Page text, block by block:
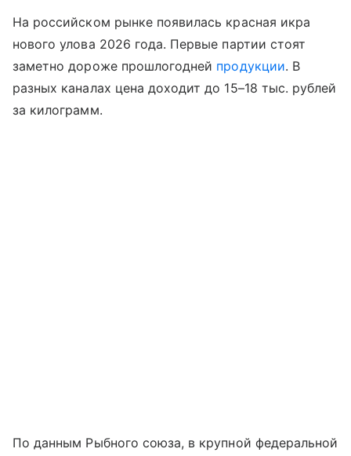
На российском рынке появилась красная икра
нового улова 2026 года. Первые партии стоят
заметно дороже прошлогодней продукции. В
разных каналах цена доходит до 15–18 тыс. рублей
за килограмм.
По данным Рыбного союза, в крупной федеральной